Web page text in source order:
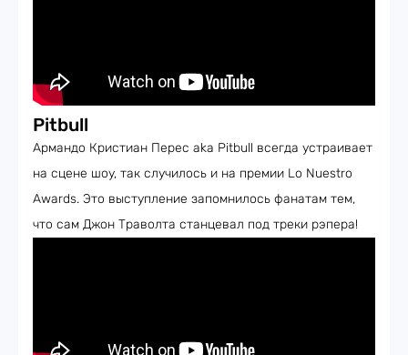
Pitbull
Армандо Кристиан Перес aka Pitbull всегда устраивает
на сцене шоу, так случилось и на премии Lo Nuestro
Awards. Это выступление запомнилось фанатам тем,
что сам Джон Траволта станцевал под треки рэпера!